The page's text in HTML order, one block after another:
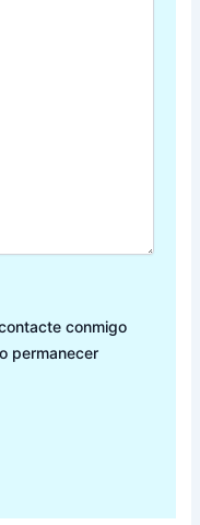
conmigo
permanecer